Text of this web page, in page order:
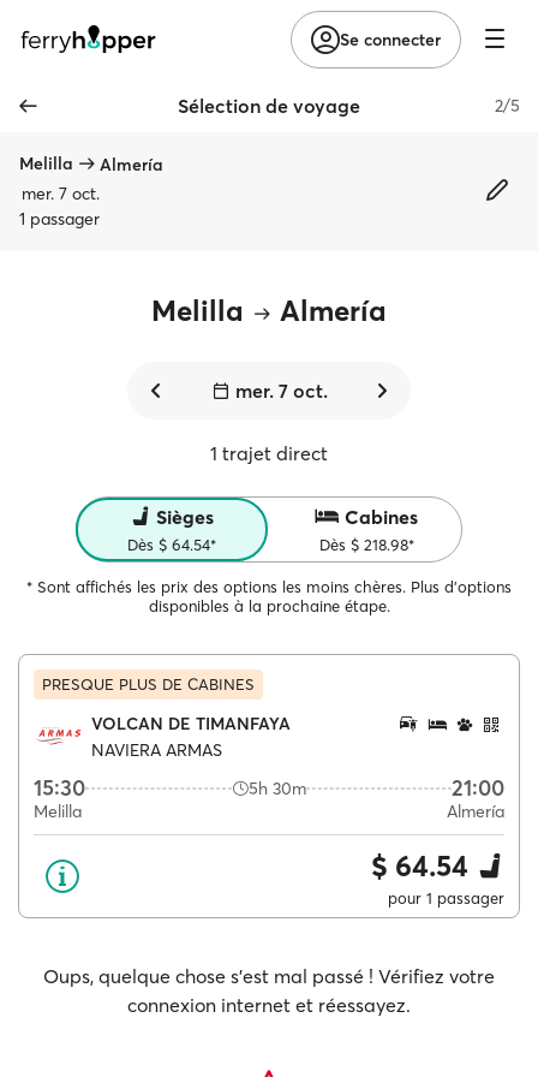
Se connecter
Sélection de voyage 2/5
Melilla
Almería
mer. 7 oct.
1 passager
Melilla Almería
mer. 7 oct.
1 trajet direct
Sièges
Dès $ 64.54*
Cabines
Dès $ 218.98*
* Sont affichés les prix des options les moins chères. Plus d'options
disponibles à la prochaine étape.
PRESQUE PLUS DE CABINES
VOLCAN DE TIMANFAYA
NAVIERA ARMAS
15:30 5h 30m 21:00
Melilla Almería
$ 64.54
pour 1 passager
Oups, quelque chose s'est mal passé ! Vérifiez votre
connexion internet et réessayez.